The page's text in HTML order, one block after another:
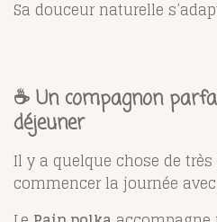
Sa douceur naturelle
☕ Un compagnon
déjeuner
Il y a quelque chose de
commencer la journée